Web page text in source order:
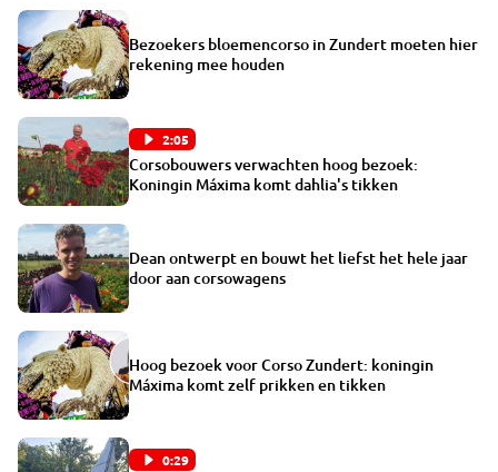
Bezoekers bloemencorso in Zundert moeten hier
rekening mee houden
2:05
Corsobouwers verwachten hoog bezoek:
Koningin Máxima komt dahlia's tikken
Dean ontwerpt en bouwt het liefst het hele jaar
door aan corsowagens
Hoog bezoek voor Corso Zundert: koningin
Máxima komt zelf prikken en tikken
0:29